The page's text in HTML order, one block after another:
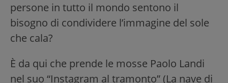
persone in tutto il mondo sentono il
bisogno di condividere l’immagine del sole
che cala?
È da qui che prende le mosse Paolo Landi
nel suo “Instagram al tramonto” (La nave di